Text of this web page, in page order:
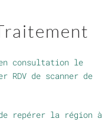
consultation le
RDV de scanner de
repérer la région à